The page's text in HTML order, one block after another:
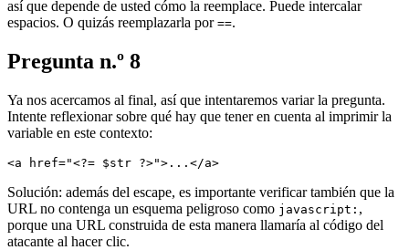
así que depende de usted cómo la reemplace. Puede intercalar
espacios. O quizás reemplazarla por ==.
Pregunta n.º 8
Ya nos acercamos al final, así que intentaremos variar la pregunta.
Intente reflexionar sobre qué hay que tener en cuenta al imprimir la
variable en este contexto:
Solución: además del escape, es importante verificar también que la
URL no contenga un esquema peligroso como javascript: ,
porque una URL construida de esta manera llamaría al código del
atacante al hacer clic.